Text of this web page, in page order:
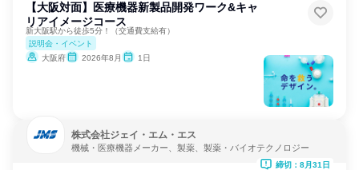
【大阪対面】医療機器新製品開発ワーク&キャ
リアイメージコース
新大阪駅から徒歩5分！（交通費支給有）
説明会・イベント
大阪府
2026年8月 1日
株式会社ジェイ・エム・エス
機械・医療機器メーカー、製薬、製薬・バイオテクノロジー
締切：8月31日